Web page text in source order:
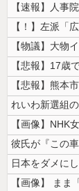
【悲報】熊本